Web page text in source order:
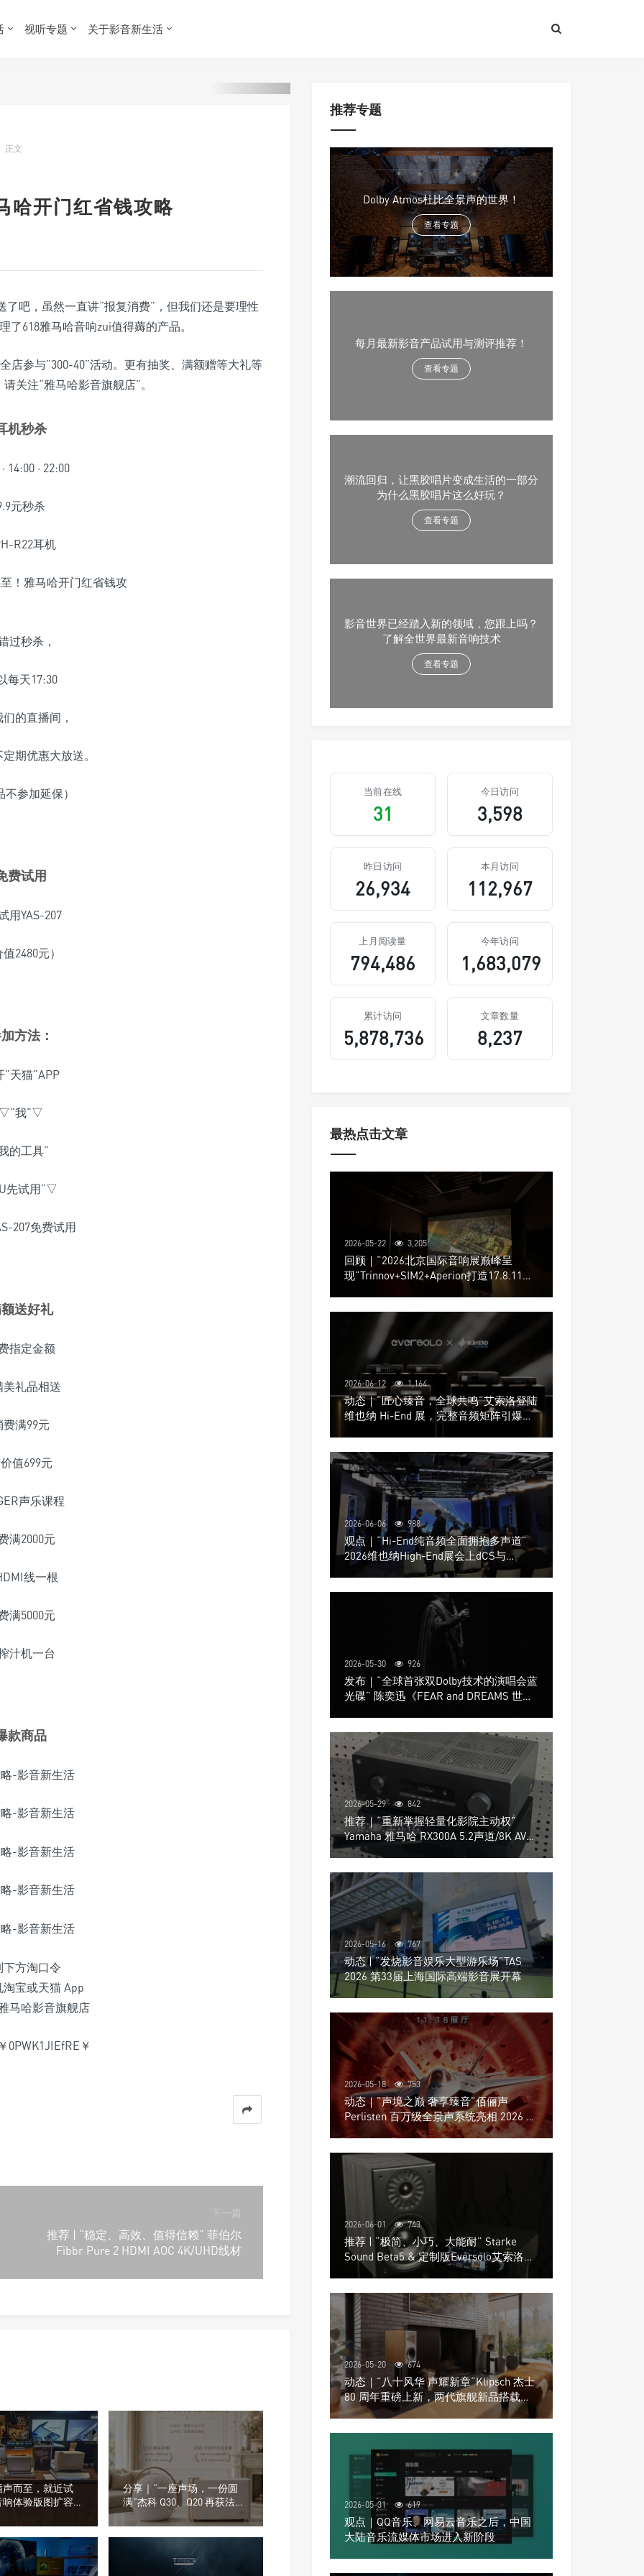
视听专题 关于影音新生活
正文
哈开门红省钱攻略
吧，虽然一直讲“报复消费”，但我们还是要理性
了618雅马哈音响zui值得薅的产品。
店参与“300-40”活动。更有抽奖、满额赠等大礼等
关注“雅马哈影音旗舰店”。
机秒杀
14:00 · 22:00
元秒杀
R22耳机
过秒杀，
每天17:30
的直播间，
期优惠大放送。
不参加延保）
费试用
用YAS-207
2480元）
方法：
“天猫”APP
我”▽
的工具”
先试用”▽
207免费试用
送好礼
指定金额
美礼品相送
费满99元
值699元
声乐课程
满2000元
线一根
满5000元
汁机一台
款商品
下方淘口令
宝或天猫 App
马哈影音旗舰店
0PWK1JIEfRE￥
下一篇
推荐 | “稳定、高效、值得信赖” 菲伯尔
Fibbr Pure 2 HDMI AOC 4K/UHD线材
声而至，就近试
体验版图扩容，
分享｜“一座声场，一份圆
满”杰科 Q30、Q20 再获法国
设计奖
推荐专题
Dolby Atmos杜比全景声的世界！
查看专题
每月最新影音产品试用与测评推荐！
查看专题
潮流回归，让黑胶唱片变成生活的一部分
为什么黑胶唱片这么好玩？
查看专题
影音世界已经踏入新的领域，您跟上吗？
了解全世界最新音响技术
查看专题
当前在线
31
今日访问
3,598
昨日访问
26,934
本月访问
112,967
上月阅读量
794,486
今年访问
1,683,079
累计访问
5,878,736
文章数量
8,237
最热点击文章
2026-05-22 3,205
回顾｜“2026北京国际音响展巅峰呈
现”Trinnov+SIM2+Aperion打造17.8.11声
2026-06-12 1,164
动态｜“匠心臻音，全球共鸣”艾索洛登陆
维也纳 Hi-End 展，完整音频矩阵引爆关
2026-06-06 988
观点｜“Hi-End纯音频全面拥抱多声道”
2026维也纳High-End展会上dCS与
Trinnov Audio搭建多声道演示系统
2026-05-30 926
发布｜“全球首张双Dolby技术的演唱会蓝
光碟” 陈奕迅《FEAR and DREAMS 世界
2026-05-29 842
推荐｜“重新掌握轻量化影院主动权”
Yamaha 雅马哈 RX300A 5.2声道/8K AV放
大器
2026-05-16 767
动态 | “发烧影音娱乐大型游乐场”TAS
2026 第33届上海国际高端影音展开幕
2026-05-18 753
动态｜”声境之巅 奢享臻音”佰俪声
Perlisten 百万级全景声系统亮相 2026 北
京国际音响展
2026-06-01 743
推荐 | “极简、小巧、大能耐” Starke
Sound Beta5 & 定制版Eversolo艾索洛
Play音响组合
2026-05-20 674
动态｜”八十风华 声耀新章“Klipsch 杰士
80 周年重磅上新，两代旗舰新品搭载硬
核配置音质再升级
2026-05-31 619
观点｜QQ音乐、网易云音乐之后，中国
大陆音乐流媒体市场进入新阶段